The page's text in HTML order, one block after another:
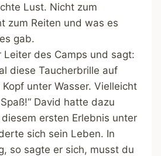
Lust. Nicht zum
zum Reiten und was es
gab.
Leiter des Camps und sagt:
diese Taucherbrille auf
unter Wasser. Vielleicht
David hatte dazu
ersten Erlebnis unter
sich sein Leben. In
so sagte er sich, musst du